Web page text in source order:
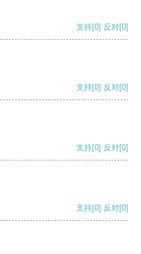
支持[0] 反对[0]
支持[0] 反对[0]
支持[0] 反对[0]
支持[0] 反对[0]